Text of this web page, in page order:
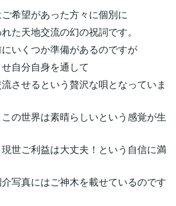
希望があった方々に個別に
た天地交流の幻の祝詞です。
いくつか準備があるのですが
自分自身を通して
させるという贅沢な唄となっていま
の世界は素晴らしいという感覚が生
世ご利益は大丈夫！という自信に満
写真にはご神木を載せているのです